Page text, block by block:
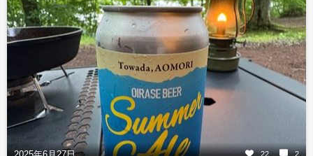
22 2